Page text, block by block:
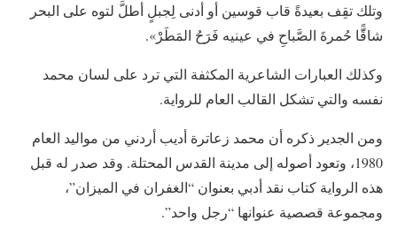
وتلك تقِف بعيدةً قاب قوسين أو أدنى لِجبلٍ أطلَّ لتوه على البحر
شاقًَّا حُمرةَ الصَّباحِ في عينيه فَرَحُ المَطَرْ».
وكذلك العبارات الشاعرية المكثفة التي ترد على لسان محمد
نفسه والتي تشكل القالب العام للرواية.
ومن الجدير ذكره أن محمد زعاترة أديب أردني من مواليد العام
1980، وتعود أصوله إلى مدينة القدس المحتلة. وقد صدر له قبل
هذه الرواية كتاب نقد أدبي بعنوان “الغفران في الميزان”،
ومجموعة قصصية عنوانها “رجل واحد”.